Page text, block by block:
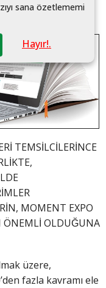
zıyı sana özetlememi
Hayır!.
TEMSİLCİLERİNCE
MOMENT EXPO
ÖNEMLİ OLDUĞUNA
üzere,
fazla kavramı ele